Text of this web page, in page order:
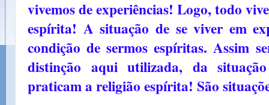
vivemos de experiências! Logo, todo
espírita! A situação de se viver em
condição de sermos espíritas. Assim
distinção aqui utilizada, da
praticam a religião espírita! São